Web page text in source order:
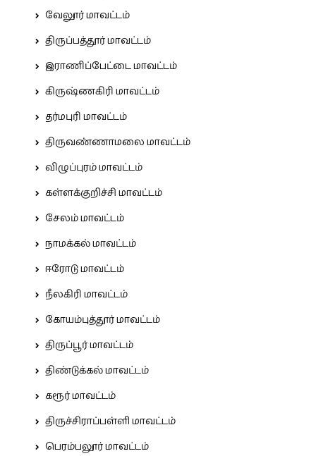
வேலூர் மாவட்டம்
திருப்பத்தூர் மாவட்டம்
இராணிப்பேட்டை மாவட்டம்
கிருஷ்ணகிரி மாவட்டம்
தர்மபுரி மாவட்டம்
திருவண்ணாமலை மாவட்டம்
விழுப்புரம் மாவட்டம்
கள்ளக்குறிச்சி மாவட்டம்
சேலம் மாவட்டம்
நாமக்கல் மாவட்டம்
ஈரோடு மாவட்டம்
நீலகிரி மாவட்டம்
கோயம்புத்தூர் மாவட்டம்
திருப்பூர் மாவட்டம்
திண்டுக்கல் மாவட்டம்
கரூர் மாவட்டம்
திருச்சிராப்பள்ளி மாவட்டம்
பெரம்பலூர் மாவட்டம்